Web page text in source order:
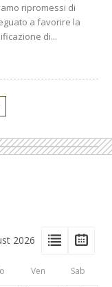
ripromessi di
a favorire la
di...
View
List
2026
Ven Sab